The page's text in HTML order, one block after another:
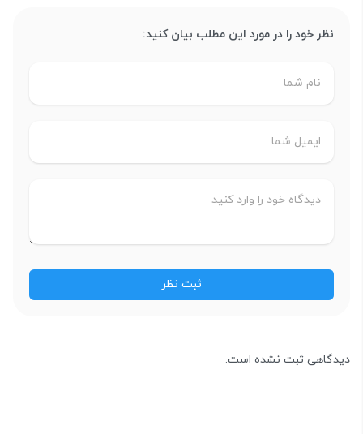
نظر خود را در مورد این مطلب بیان کنید:
دیدگاهی ثبت نشده است.